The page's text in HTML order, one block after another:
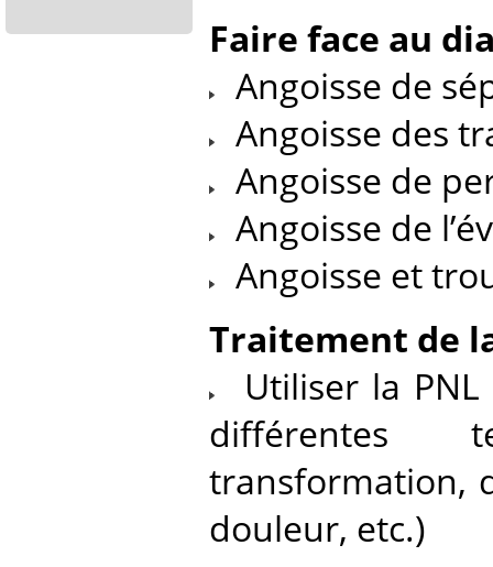
Faire face au
Angoisse de
Angoisse des
Angoisse de
Angoisse de
Angoisse et
Traitement de
Utiliser la
différentes
transformation,
douleur, etc.)